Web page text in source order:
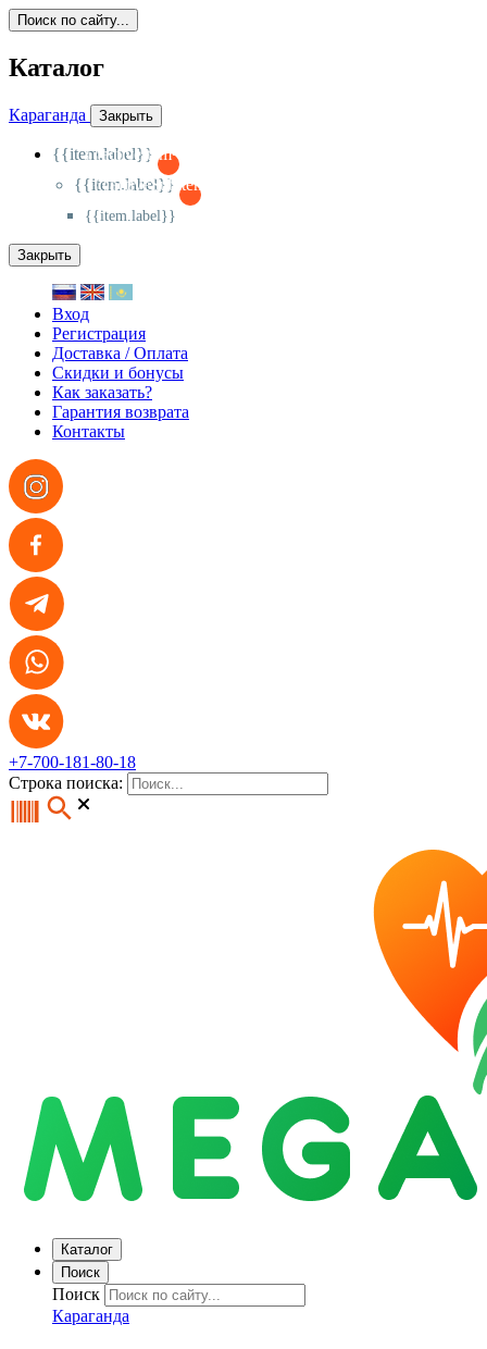
Поиск по сайту...
Каталог
Караганда Закрыть
{{item.label}}
{{activeItem==item.id?'-
{{item.label}}
{{activeSubitem==item.id?'-
{{item.label}}
Закрыть
Вход
Регистрация
Доставка / Оплата
Скидки и бонусы
Как заказать?
Гарантия возврата
Контакты
+7-700-181-80-18
Строка поиска:
Каталог
Поиск
Поиск
Караганда